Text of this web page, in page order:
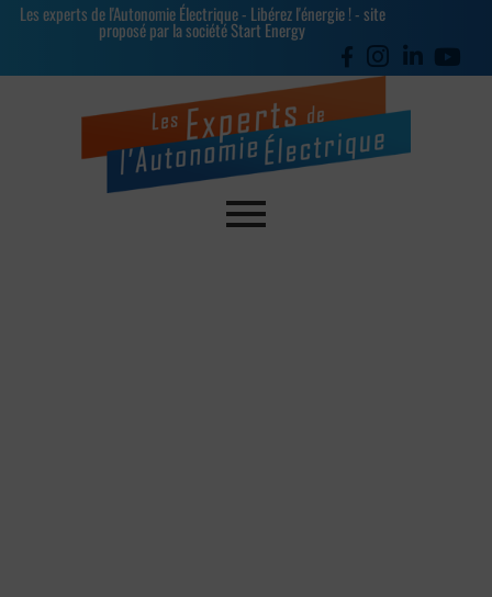
Les experts de l'Autonomie Électrique - Libérez l'énergie ! - site
proposé par la société Start Energy